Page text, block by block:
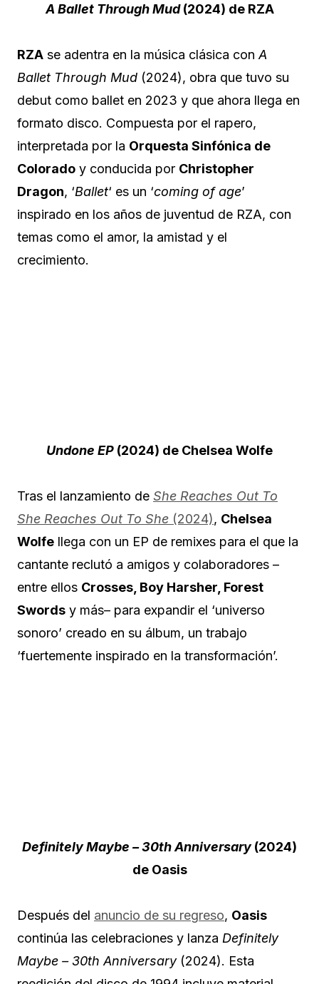
A Ballet Through Mud(2024) de RZA
RZA se adentra en la música clásica con A
Ballet Through Mud (2024), obra que tuvo su
debut como ballet en 2023 y que ahora llega en
formato disco. Compuesta por el rapero,
interpretada por la Orquesta Sinfónica de
Colorado y conducida por Christopher
Dragon, ‘Ballet‘ es un ‘coming of age’
inspirado en los años de juventud de RZA, con
temas como el amor, la amistad y el
crecimiento.
Undone EP (2024) de Chelsea Wolfe
Tras el lanzamiento de She Reaches Out To
She Reaches Out To She (2024), Chelsea
Wolfe llega con un EP de remixes para el que la
cantante reclutó a amigos y colaboradores –
entre ellos Crosses, Boy Harsher, Forest
Swords y más– para expandir el ‘universo
sonoro’ creado en su álbum, un trabajo
‘fuertemente inspirado en la transformación’.
Definitely Maybe – 30th Anniversary(2024)
de Oasis
Después del anuncio de su regreso, Oasis
continúa las celebraciones y lanza Definitely
Maybe – 30th Anniversary(2024). Esta